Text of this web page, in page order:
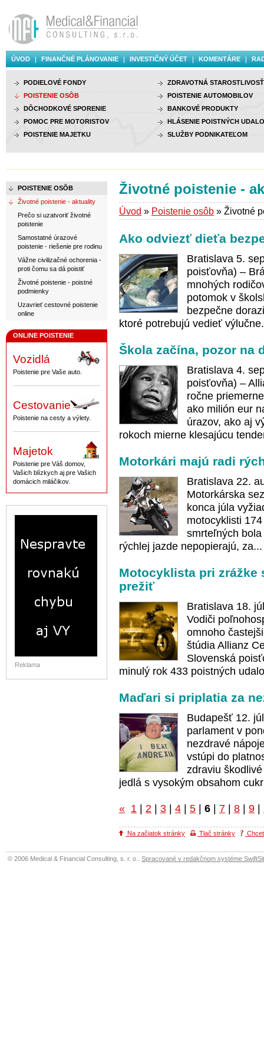
ÚVOD FINANČNÉ PLÁNOVANIE INVESTIČNÝ ÚČET KOMENTÁRE
PODIELOVÉ FONDY
POISTENIE OSÔB
DÔCHODKOVÉ SPORENIE
POMOC PRE MOTORISTOV
POISTENIE MAJETKU
ZDRAVOTNÁ STAROSTLIVOSŤ
POISTENIE AUTOMOBILOV
BANKOVÉ PRODUKTY
HLÁSENIE POISTNÝCH
SLUŽBY PODNIKATEĽOM
POISTENIE OSÔB
Životné poistenie - aktuality
Prečo si uzatvoriť životné
poistenie
Samostatné úrazové
poistenie - riešenie pre rodinu
Vážne civilizačné ochorenia -
proti čomu sa dá poistiť
Životné poistenie - poistné
podmienky
Uzavrieť cestovné poistenie
online
ONLINE POISTENIE
Vozidlá
Poistenie pre Vaše auto.
Cestovanie
Poistenie na cesty a výlety.
Majetok
Poistenie pre Váš domov,
Vašich blízkych aj pre Vašich
domácich miláčikov.
Reklama
Životné poistenie -
Úvod » Poistenie osôb » Životné
Ako odviezť dieťa
Bratislava 5.
poisťovňa) –
mnohých
potomok v
bezpečne
ktoré potrebujú vedieť
Škola začína, pozor na
Bratislava 4.
poisťovňa) –
ročne
ako milión eur
úrazov, ako aj
rokoch mierne klesajúcu
Motorkári majú radi
Bratislava 22.
Motorkárska
konca júla
motocyklisti
smrteľných
rýchlej jazde nepopierajú,
Motocyklista pri zrážke
prežiť
Bratislava 18.
Vodiči
omnoho
štúdia Allianz
Slovenská
minulý rok 433 poistných
Maďari si priplatia za
Budapešť 12.
parlament v
nezdravé
vstúpi do
zdraviu
jedlá s vysokým obsahom
« 1 2 3 4 5 6 7 8 9
Na začiatok stránky Tlač stránky
© 2006 Medical & Financial Consulting, s. r. o.. Spracované v redakčnom systéme